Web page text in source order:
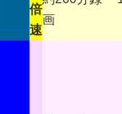
倍
速
画